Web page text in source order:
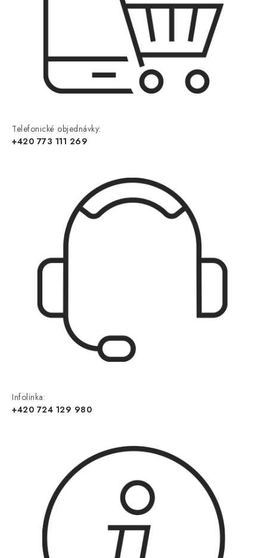
Telefonické objednávky:
+420 773 111 269
Infolinka:
+420 724 129 980